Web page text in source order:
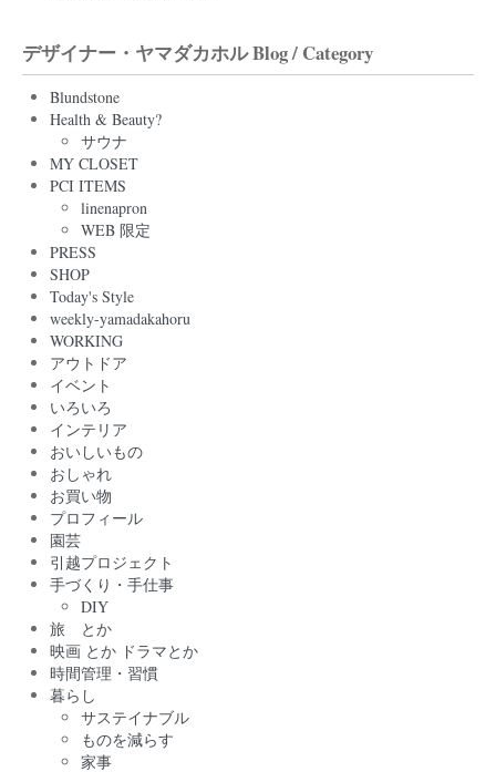
デザイナー・ヤマダカホル Blog / Category
Blundstone
Health & Beauty?
サウナ
MY CLOSET
PCI ITEMS
linenapron
WEB 限定
PRESS
SHOP
Today's Style
weekly-yamadakahoru
WORKING
アウトドア
イベント
いろいろ
インテリア
おいしいもの
おしゃれ
お買い物
プロフィール
園芸
引越プロジェクト
手づくり・手仕事
DIY
旅 とか
映画 とか ドラマとか
時間管理・習慣
暮らし
サステイナブル
ものを減らす
家事